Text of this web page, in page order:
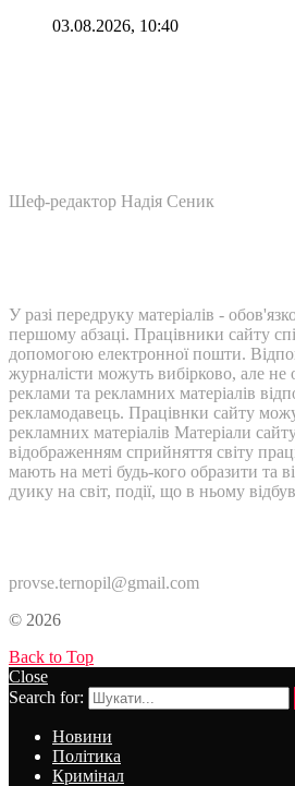
03.08.2026, 10:40
Шеф-редактор Надія Сеник
У разі передруку матеріалів -
першому абзаці. Працівники сайту
допомогою електронної пошти.
журналісти можуть вибірково, але не
реклами та рекламних матеріалів
рекламодавець. Працівнки сайту
рекламних матеріалів Матеріали
відображенням сприйняття світу
мають на меті будь-кого образити та
дуику на світ, події, що в ньому
provse.ternopil@gmail.com
© 2026
Back to Top
Close
Search for:
Новини
Політика
Кримінал